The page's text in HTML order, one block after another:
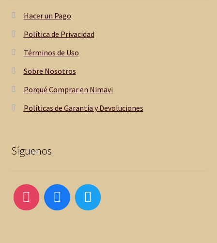
Hacer un Pago
Política de Privacidad
Términos de Uso
Sobre Nosotros
Porqué Comprar en Nimavi
Políticas de Garantía y Devoluciones
Síguenos